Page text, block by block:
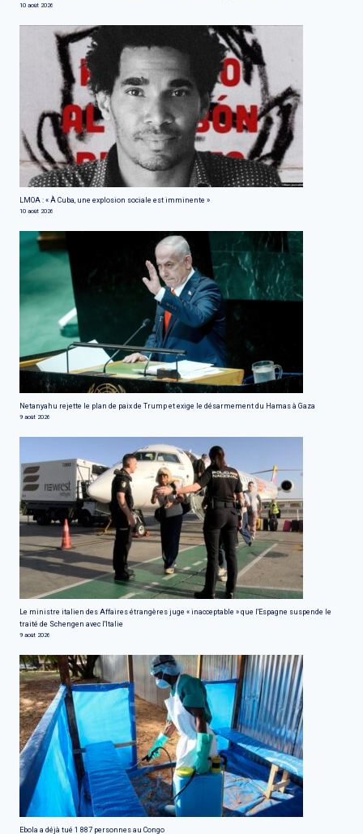
10 août 2026
LMOA : « À Cuba, une explosion sociale est imminente »
10 août 2026
Netanyahu rejette le plan de paix de Trump et exige le désarmement du Hamas à Gaza
9 août 2026
Le ministre italien des Affaires étrangères juge « inacceptable » que l'Espagne suspende le
traité de Schengen avec l'Italie
9 août 2026
Ebola a déjà tué 1 887 personnes au Congo